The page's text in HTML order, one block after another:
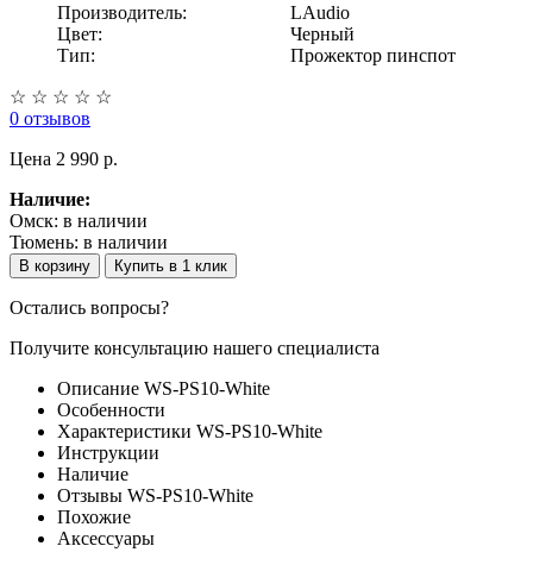
Производитель:
LAudio
Цвет:
Черный
Тип:
Прожектор пинспот
☆ ☆ ☆ ☆ ☆
0 отзывов
Цена 2 990 p.
Наличие:
Омск: в наличии
Тюмень: в наличии
В корзину Купить в 1 клик
Остались вопросы?
Получите консультацию нашего специалиста
Описание WS-PS10-White
Особенности
Характеристики WS-PS10-White
Инструкции
Наличие
Отзывы WS-PS10-White
Похожие
Аксессуары